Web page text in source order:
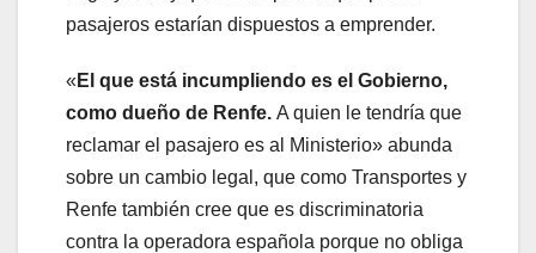
pasajeros estarían dispuestos a emprender.
« El que está incumpliendo es el Gobierno,
como dueño de Renfe. A quien le tendría que
reclamar el pasajero es al Ministerio» abunda
sobre un cambio legal, que como Transportes y
Renfe también cree que es discriminatoria
contra la operadora española porque no obliga